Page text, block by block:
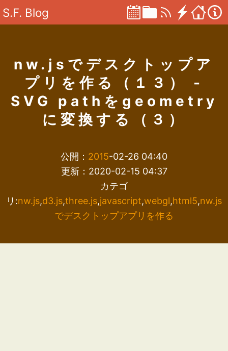
S.F. Blog
nw.jsでデスクトップア
プリを作る（１３） -
SVG pathをgeometry
に変換する（３）
公開： 2015-02-26 04:40
更新：2020-02-15 04:37
カテゴ
リ:nw.js,d3.js,three.js,javascript,webgl,html5,nw.js
でデスクトップアプリを作る